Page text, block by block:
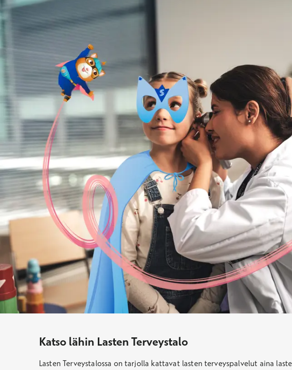
Katso lähin Lasten Terveystalo
Lasten Terveystalossa on tarjolla kattavat lasten terveyspalvelut aina